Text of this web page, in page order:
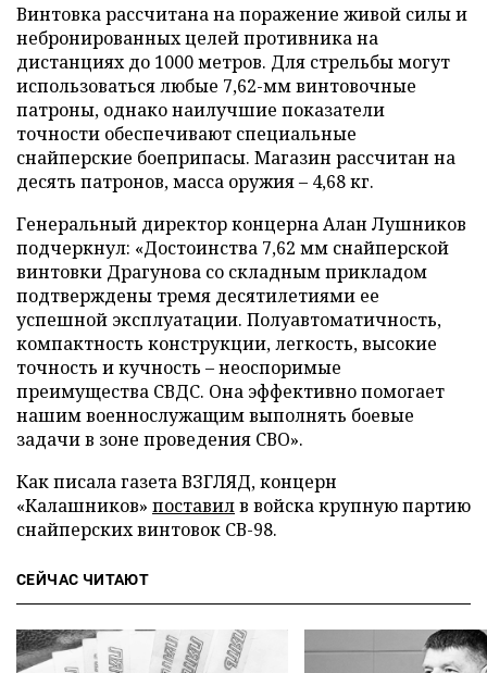
Винтовка рассчитана на поражение живой силы и
небронированных целей противника на
дистанциях до 1000 метров. Для стрельбы могут
использоваться любые 7,62-мм винтовочные
патроны, однако наилучшие показатели
точности обеспечивают специальные
снайперские боеприпасы. Магазин рассчитан на
десять патронов, масса оружия – 4,68 кг.
Генеральный директор концерна Алан Лушников
подчеркнул: «Достоинства 7,62 мм снайперской
винтовки Драгунова со складным прикладом
подтверждены тремя десятилетиями ее
успешной эксплуатации. Полуавтоматичность,
компактность конструкции, легкость, высокие
точность и кучность – неоспоримые
преимущества СВДС. Она эффективно помогает
нашим военнослужащим выполнять боевые
задачи в зоне проведения СВО».
Как писала газета ВЗГЛЯД, концерн
«Калашников» поставилв войска крупную партию
снайперских винтовок СВ-98.
СЕЙЧАС ЧИТАЮТ